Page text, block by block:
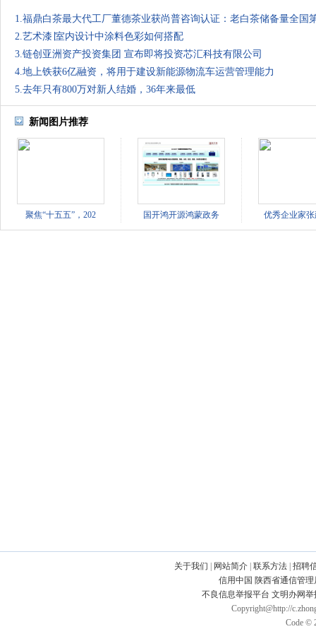
1.福鼎白茶最大代工厂董德茶业获尚普咨询认证：老白茶储备量全国
2.艺术漆∣室内设计中涂料色彩如何搭配
3.链创亚洲资产投资集团 宣布即将投资芯汇科技有限公司
4.地上铁获6亿融资，将用于建设新能源物流车运营管理能力
5.去年只有800万对新人结婚，36年来最低
新闻图片推荐
聚焦“十五五”，202 国开鸿开源鸿蒙政务 优秀企业家
关于我们 网站简介 联系方法 招聘
信用中国 陕西省通信管理
不良信息举报平台 文明办网
Copyright@http://
Code ©